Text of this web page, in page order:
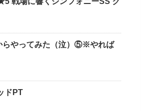
らやってみた（泣）⑤※やれば
ドPT